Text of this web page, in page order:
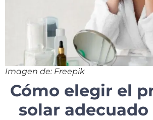
Imagen de: Freepik
Cómo elegir el
solar